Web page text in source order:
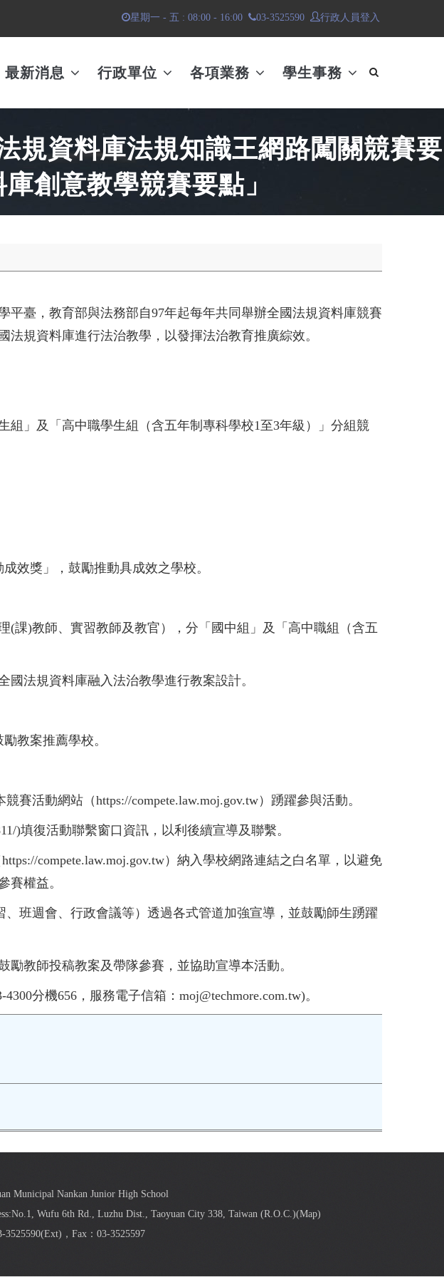
星期一 - 五 : 08:00 - 16:00 03-3525590 行政人員登入
最新消息 行政單位 各項業務 學生事務
規資料庫法規知識王網路闖關競賽要
創意教學競賽要點」
臺，教育部與法務部自97年起每年共同舉辦全國法規資料庫競賽
規資料庫進行法治教學，以發揮法治教育推廣綜效。
」及「高中職學生組（含五年制專科學校1至3年級）」分組競
效獎」，鼓勵推動具成效之學校。
課)教師、實習教師及教官），分「國中組」及「高中職組（含五
法規資料庫融入法治教學進行教案設計。
教案推薦學校。
活動網站（https://compete.law.moj.gov.tw）踴躍參與活動。
)填復活動聯繫窗口資訊，以利後續宣導及聯繫。
compete.law.moj.gov.tw）納入學校網路連結之白名單，以避免
賽權益。
班週會、行政會議等）透過各式管道加強宣導，並鼓勵師生踴躍
教師投稿教案及帶隊參賽，並協助宣導本活動。
分機656，服務電子信箱：moj@techmore.com.tw)。
Municipal Nankan Junior High School
Wufu 6th Rd., Luzhu Dist., Taoyuan City 338, Taiwan (R.O.C.)(Map)
3525590(Ext)，Fax：03-3525597